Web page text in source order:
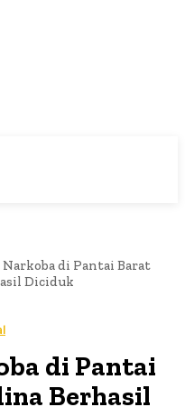
Narkoba di Pantai Barat
Diciduk
di Pantai
Berhasil